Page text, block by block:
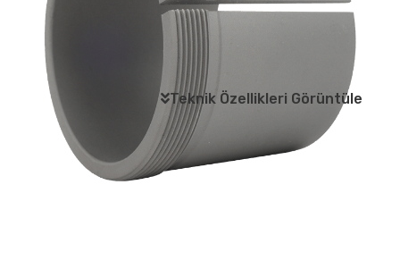
Teknik Özellikleri Görüntüle